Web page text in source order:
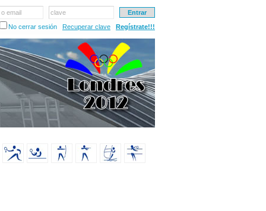
email
clave
No cerrar sesión
Recuperar clave Regístrate!!!